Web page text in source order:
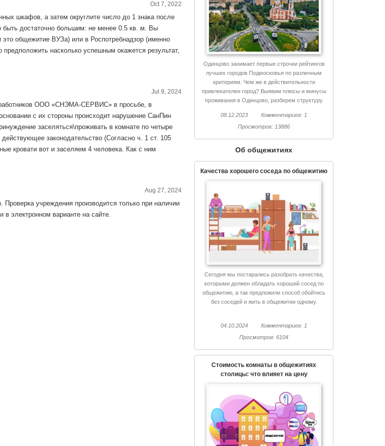
Oct 7, 2022
шкафов, а затем округлите число до 1 знака после
быть достаточно большим: не менее 0.5 кв. м. Вы
это общежитие ВУЗа) или в Роспотребнадзор (именно
насколько успешным окажется результат,
Jul 9, 2024
работников ООО «СНЭМА-СЕРВИС» в просьбе, в
с их стороны происходит нарушение СанПин
заселяться\проживать в комнате по четыре
законодательство (Согласно ч. 1 ст. 105
кровати вот и заселяем 4 человека. Как с ним
Aug 27, 2024
учреждения производится только при наличии
электронном варианте на сайте.
Одинцово занимает первые строчки рейтингов
лучших городов Подмосковья по различным
критериям. Чем же в действительности
привлекателен город? Выявим плюсы и минусы
проживания в Одинцово, разберем структуру
интересного.
08.12.2023
Комментариев: 1
Просмотров: 13886
Об общежитиях
Качества хорошего соседа по общежитию
Сегодня мы постарались разобрать качества,
которыми должен обладать хороший сосед по
общежитию, а так предложили способ обойтись
без соседей и жить в общежитии одному.
04.10.2024
Комментариев: 1
Просмотров: 6104
Стоимость комнаты в общежитиях
столицы: что влияет на цену